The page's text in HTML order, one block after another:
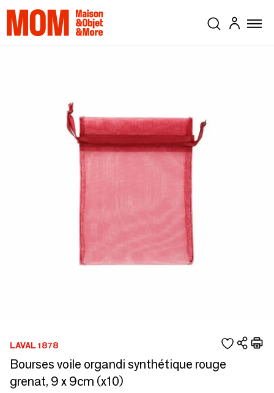
LAVAL 1878
Bourses voile organdi synthétique rouge
grenat, 9 x 9cm (x10)